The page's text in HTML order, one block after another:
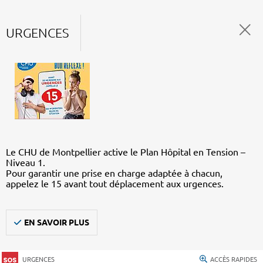
URGENCES
Le CHU de Montpellier active le Plan Hôpital en Tension –
Niveau 1.
Pour garantir une prise en charge adaptée à chacun,
appelez le 15 avant tout déplacement aux urgences.
EN SAVOIR PLUS
URGENCES ACCÈS RAPIDES